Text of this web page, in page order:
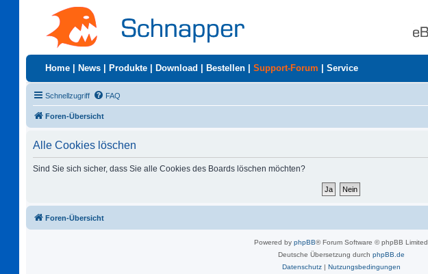
Home News Produkte Download Bestellen Support-Forum Service
Schnellzugriff FAQ
Foren-Übersicht
Alle Cookies löschen
Sind Sie sich sicher, dass Sie alle Cookies des Boards löschen möchten?
Foren-Übersicht
Powered by phpBB® Forum Software © phpBB Limited
Deutsche Übersetzung durch phpBB.de
Datenschutz| Nutzungsbedingungen